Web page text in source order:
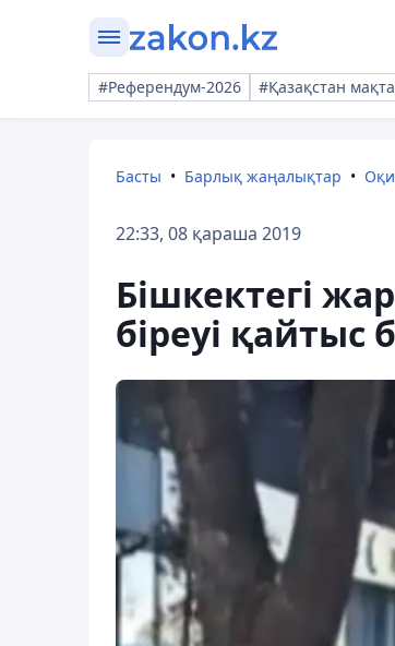
#Референдум-2026 #Қазақстан
Басты Барлық жаңалықтар
22:33, 08 қараша 2019
Бішкектегі
біреуі қайтыс